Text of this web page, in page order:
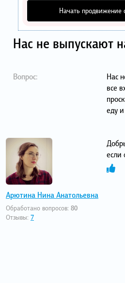
Начать продвижение
Нас не выпускают
Вопрос:
Нас
все
еду
Арютина Нина Анатольевна
Обработано вопросов: 80
Отзывы: 7
если